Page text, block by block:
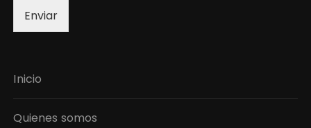
Enviar
Inicio
Quienes somos